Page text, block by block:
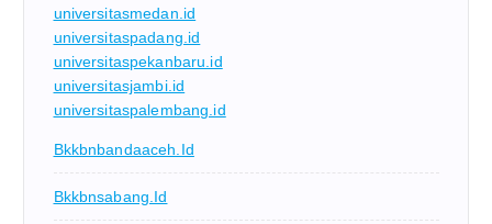
universitasmedan.id
universitaspadang.id
universitaspekanbaru.id
universitasjambi.id
universitaspalembang.id
Bkkbnbandaaceh.id
Bkkbnsabang.id